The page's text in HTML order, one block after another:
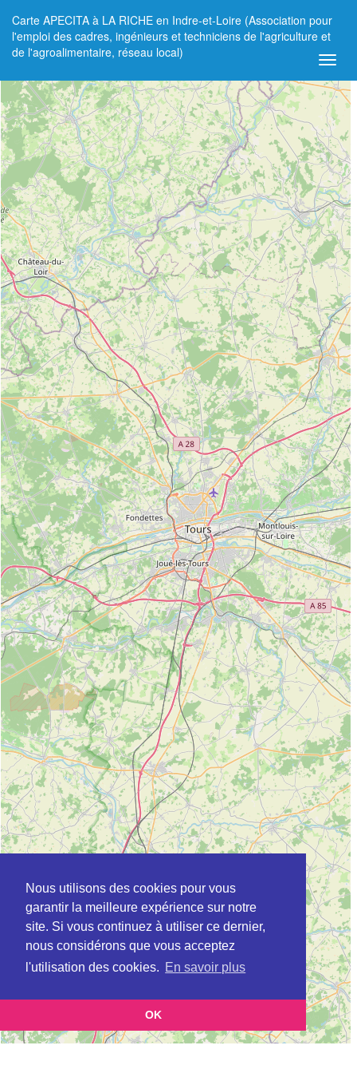
Nous utilisons des cookies pour vous
garantir la meilleure expérience sur notre
site. Si vous continuez à utiliser ce dernier,
nous considérons que vous acceptez
l'utilisation des cookies. En savoir plus
OK
Carte APECITA à LA RICHE en Indre-et-Loire (Association pour
l'emploi des cadres, ingénieurs et techniciens de l'agriculture et
de l'agroalimentaire, réseau local)
+
−